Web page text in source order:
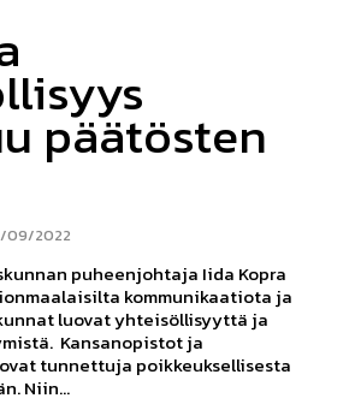
päätösten
09/2022
puheenjohtaja Iida Kopra
kommunikaatiota ja
luovat yhteisöllisyyttä ja
ja
tunnettuja poikkeuksellisesta
Niin...